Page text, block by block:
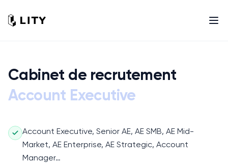
Cabinet de recrutement
Account Executive
Account Executive, Senior AE, AE SMB, AE Mid-
Market, AE Enterprise, AE Strategic, Account
Manager…